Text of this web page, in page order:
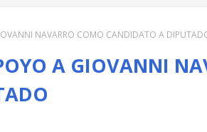
NAVARRO COMO CANDIDATO A
A GIOVANNI